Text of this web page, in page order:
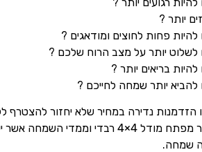
יותר ?
להיות פחות לחוצים ומודאגים ?
לשלוט יותר על מצב הרוח שלכם ?
להיות בריאים יותר ?
להביא יותר שמחה לחייכם ?
הזדמנות נדירה במחיר שלא יחזור להצטרף
שפריר מפתח מודל 4×4 רבדי
שמחה.